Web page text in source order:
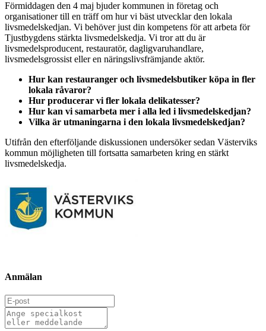
Förmiddagen den 4 maj bjuder kommunen in företag och
organisationer till en träff om hur vi bäst utvecklar den lokala
livsmedelskedjan. Vi behöver just din kompetens för att arbeta för
Tjustbygdens stärkta livsmedelskedja. Vi tror att du är
livsmedelsproducent, restauratör, dagligvaruhandlare,
livsmedelsgrossist eller en näringslivsfrämjande aktör.
Hur kan restauranger och livsmedelsbutiker köpa in fler
lokala råvaror?
Hur producerar vi fler lokala delikatesser?
Hur kan vi samarbeta mer i alla led i livsmedelskedjan?
Vilka är utmaningarna i den lokala livsmedelskedjan?
Utifrån den efterföljande diskussionen undersöker sedan Västerviks
kommun möjligheten till fortsatta samarbeten kring en stärkt
livsmedelskedja.
Anmälan